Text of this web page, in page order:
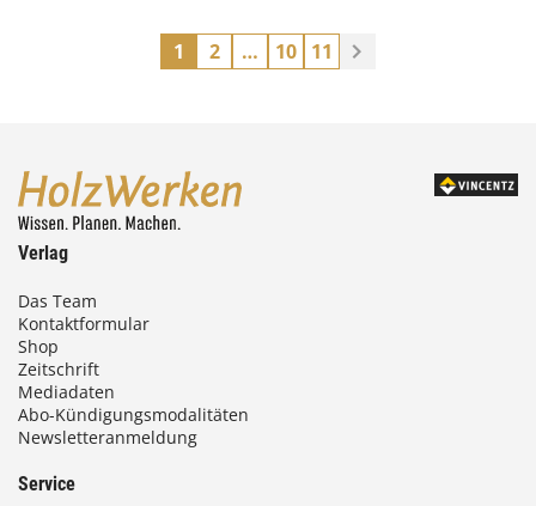
1 2 … 10 11
Verlag
Das Team
Kontaktformular
Shop
Zeitschrift
Mediadaten
Abo-Kündigungsmodalitäten
Newsletteranmeldung
Service